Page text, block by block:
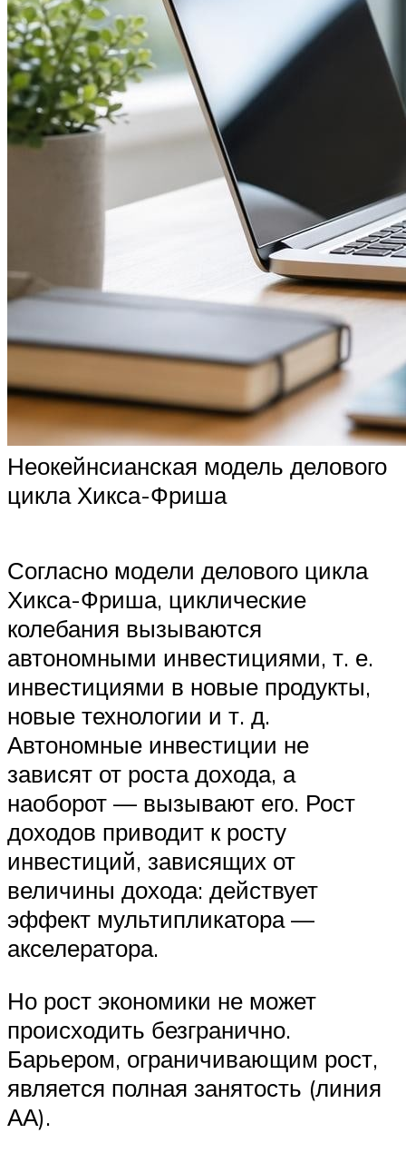
Неокейнсианская модель делового
цикла Хикса-Фриша
Согласно модели делового цикла
Хикса-Фриша, циклические
колебания вызываются
автономными инвестициями, т. е.
инвестициями в новые продукты,
новые технологии и т. д.
Автономные инвестиции не
зависят от роста дохода, а
наоборот — вызывают его. Рост
доходов приводит к росту
инвестиций, зависящих от
величины дохода: действует
эффект мультипликатора —
акселератора.
Но рост экономики не может
происходить безгранично.
Барьером, ограничивающим рост,
является полная занятость (линия
АА).